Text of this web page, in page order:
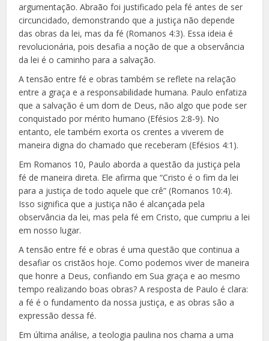
argumentação. Abraão foi justificado pela fé antes de ser
circuncidado, demonstrando que a justiça não depende
das obras da lei, mas da fé (Romanos 4:3). Essa ideia é
revolucionária, pois desafia a noção de que a observância
da lei é o caminho para a salvação.
A tensão entre fé e obras também se reflete na relação
entre a graça e a responsabilidade humana. Paulo enfatiza
que a salvação é um dom de Deus, não algo que pode ser
conquistado por mérito humano (Efésios 2:8-9). No
entanto, ele também exorta os crentes a viverem de
maneira digna do chamado que receberam (Efésios 4:1).
Em Romanos 10, Paulo aborda a questão da justiça pela
fé de maneira direta. Ele afirma que “Cristo é o fim da lei
para a justiça de todo aquele que crê” (Romanos 10:4).
Isso significa que a justiça não é alcançada pela
observância da lei, mas pela fé em Cristo, que cumpriu a lei
em nosso lugar.
A tensão entre fé e obras é uma questão que continua a
desafiar os cristãos hoje. Como podemos viver de maneira
que honre a Deus, confiando em Sua graça e ao mesmo
tempo realizando boas obras? A resposta de Paulo é clara:
a fé é o fundamento da nossa justiça, e as obras são a
expressão dessa fé.
Em última análise, a teologia paulina nos chama a uma